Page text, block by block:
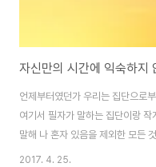
자신만의 시간에 익숙하지
언제부터였던가 우리는 집단으로
여기서 필자가 말하는 집단이랑 작
말해 나 혼자 있음을 제외한 모든
말일까? 누군가의 눈치를 본다는
2017. 4. 25.